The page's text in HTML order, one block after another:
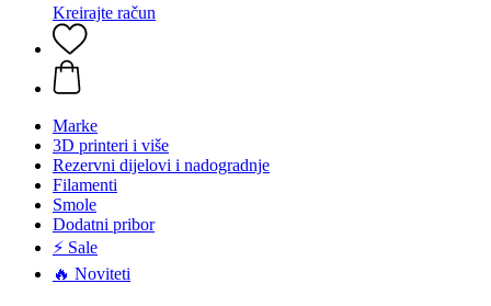
Kreirajte račun
Marke
3D printeri i više
Rezervni dijelovi i nadogradnje
Filamenti
Smole
Dodatni pribor
⚡ Sale
🔥 Noviteti